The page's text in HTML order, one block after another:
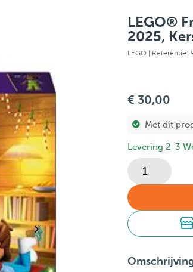
LEGO®
2025,
LEGO | Referentie:
€ 30,00
Met dit
Levering 2-3